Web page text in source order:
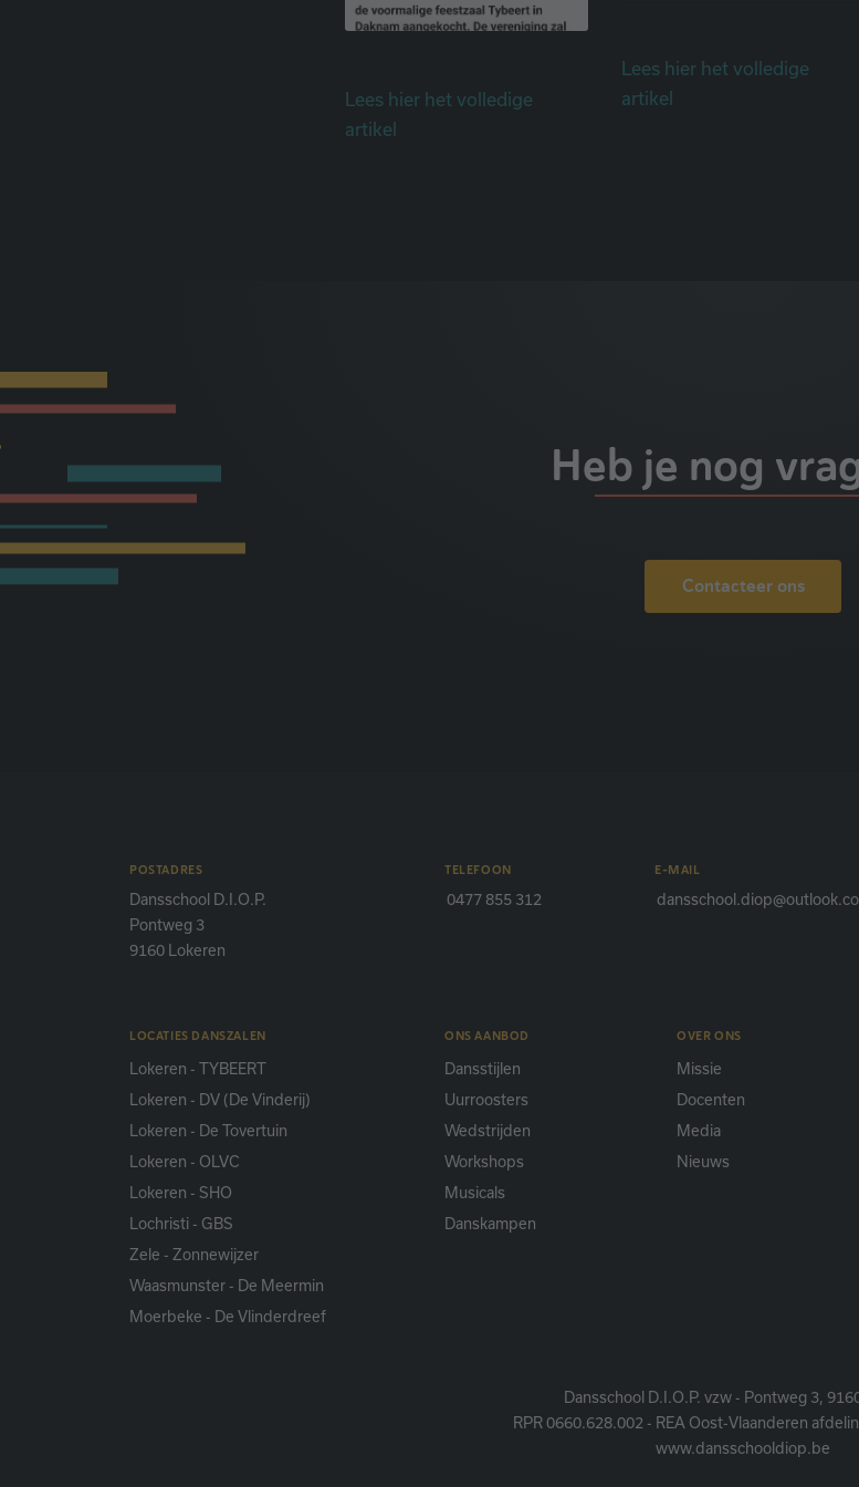
Lees hier het volledige
artikel
Lees hier het volledige
artikel
Heb je nog
Contacteer ons
POSTADRES
Dansschool D.I.O.P.
Pontweg 3
9160 Lokeren
TELEFOON
0477 855 312
E-MAIL
LOCATIES DANSZALEN
Lokeren - TYBEERT
Lokeren - DV (De Vinderij)
Lokeren - De Tovertuin
Lokeren - OLVC
Lokeren - SHO
Lochristi - GBS
Zele - Zonnewijzer
Waasmunster - De Meermin
Moerbeke - De Vlinderdreef
ONS AANBOD
Dansstijlen
Uurroosters
Wedstrijden
Workshops
Musicals
Danskampen
OVER ONS
Missie
Docenten
Media
Nieuws
Dansschool D.I.O.P. vzw - Pontweg 3,
RPR 0660.628.002 - REA Oost-Vlaanderen
www.dansschooldiop.be